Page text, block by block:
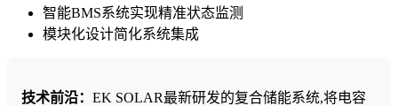
智能BMS系统实现精准状态监测
模块化设计简化系统集成
技术前沿： EK SOLAR最新研发的复合储能系统,将电容